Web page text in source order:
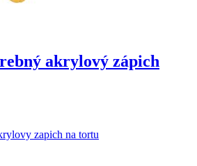
akrylový zápich